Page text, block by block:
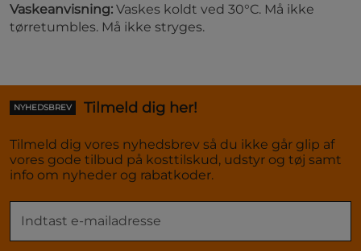
Vaskeanvisning: Vaskes koldt ved 30°C. Må ikke
tørretumbles. Må ikke stryges.
NYHEDSBREV Tilmeld dig her!
Tilmeld dig vores nyhedsbrev så du ikke går glip af
vores gode tilbud på kosttilskud, udstyr og tøj samt
info om nyheder og rabatkoder.